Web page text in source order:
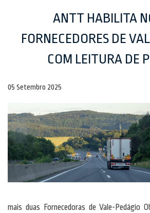
ANTT HABILITA
FORNECEDORES DE
COM LEITURA DE
05 Setembro 2025
mais duas Fornecedoras de Vale-Pedágio